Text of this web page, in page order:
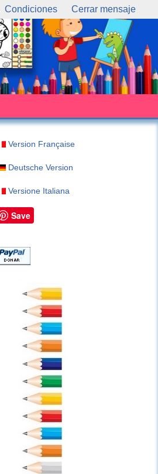
Version Française
Deutsche Version
Versione Italiana
Save
Condiciones Cerrar mensaje